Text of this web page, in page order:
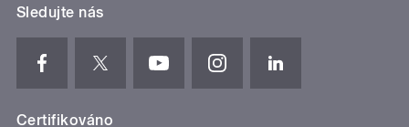
Sledujte nás
Certifikováno